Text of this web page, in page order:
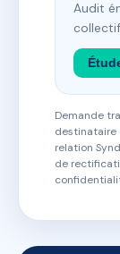
Audit
Demande
destinataire
relation
de